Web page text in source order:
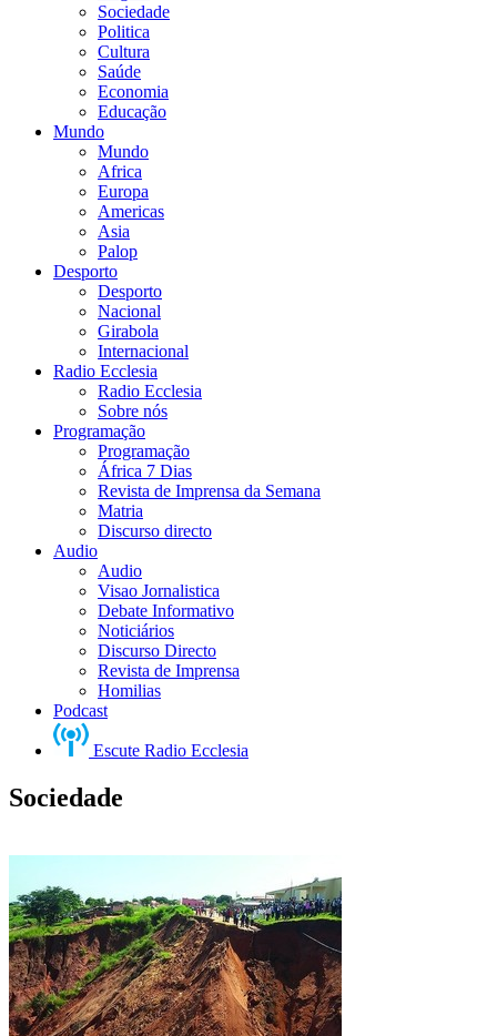
Sociedade
Politica
Cultura
Saúde
Economia
Educação
Mundo
Mundo
Africa
Europa
Americas
Asia
Palop
Desporto
Desporto
Nacional
Girabola
Internacional
Radio Ecclesia
Radio Ecclesia
Sobre nós
Programação
Programação
África 7 Dias
Revista de Imprensa da Semana
Matria
Discurso directo
Audio
Audio
Visao Jornalistica
Debate Informativo
Noticiários
Discurso Directo
Revista de Imprensa
Homilias
Podcast
Escute Radio Ecclesia
Sociedade